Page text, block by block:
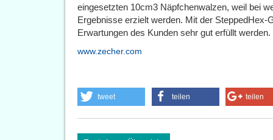
eingesetzten 10cm3 Näpfchenwalzen, weil bei
Ergebnisse erzielt werden. Mit der SteppedHex-
Erwartungen des Kunden sehr gut erfüllt werden.
www.zecher.com
tweet teilen teilen